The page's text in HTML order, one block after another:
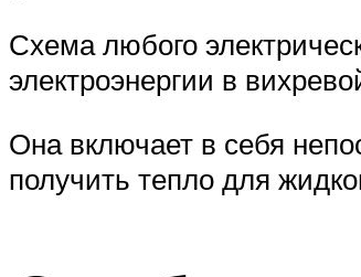
Схема любого
электроэнергии в
Она включает в себя
получить тепло для